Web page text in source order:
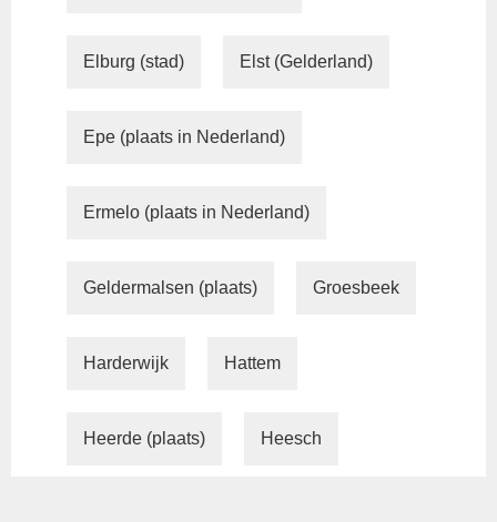
Elburg (stad) Elst (Gelderland)
Epe (plaats in Nederland)
Ermelo (plaats in Nederland)
Geldermalsen (plaats) Groesbeek
Harderwijk Hattem
Heerde (plaats) Heesch